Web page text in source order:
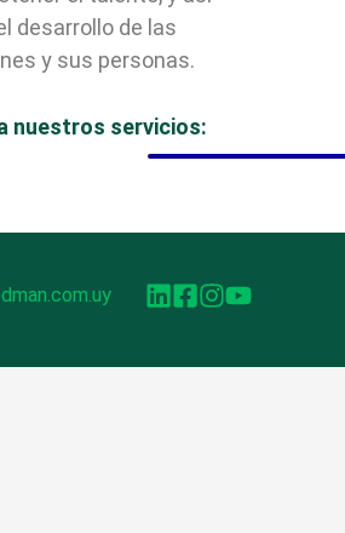
desarrollo de las
y sus personas.
nuestros servicios: